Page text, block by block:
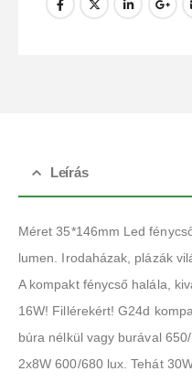
Leírás
Méret 35*146mm Led
lumen. Irodaházak, plázák
A kompakt fénycső halála,
16W! Fillérekért! G24d
búra nélkül vagy burával
2x8W 600/680 lux. Tehát